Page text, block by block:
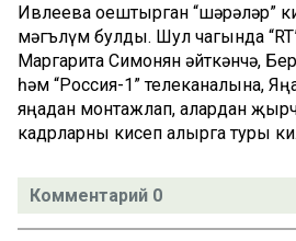
Ивлеева оештырган “шәрәләр”
мәгълүм булды. Шул чагында
Маргарита Симонян әйткәнчә,
һәм “Россия-1” телеканалына,
яңадан монтажлап, алардан
кадрларны кисеп алырга туры
Комментарий 0